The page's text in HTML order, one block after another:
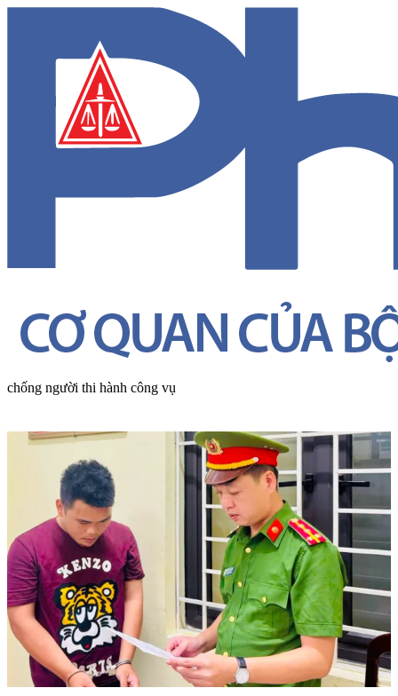
chống người thi hành công vụ